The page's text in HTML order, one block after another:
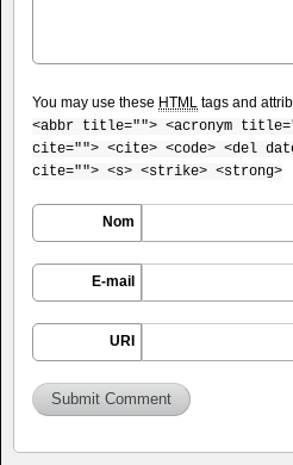
You may use these HTML tags and
<abbr title=""> <acronym
cite=""> <cite> <code> <del
cite=""> <s> <strike> <strong>
Nom
E-mail
URI